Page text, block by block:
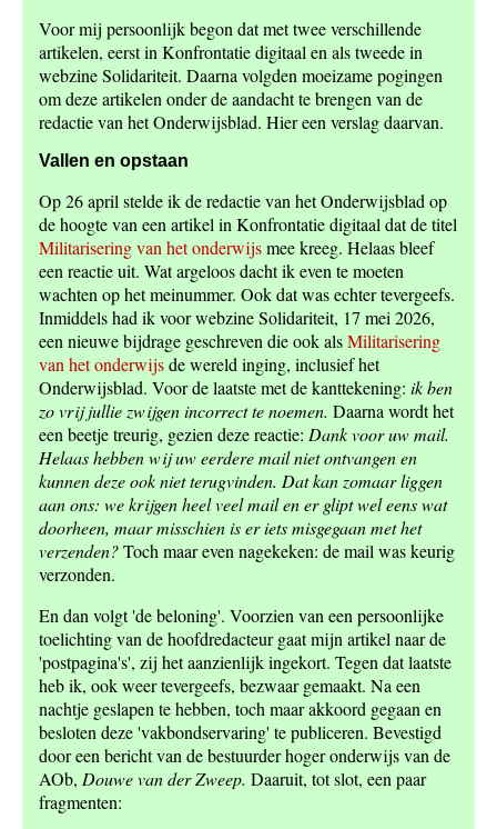
Voor mij persoonlijk begon dat met twee verschillende
artikelen, eerst in Konfrontatie digitaal en als tweede in
webzine Solidariteit. Daarna volgden moeizame pogingen
om deze artikelen onder de aandacht te brengen van de
redactie van het Onderwijsblad. Hier een verslag daarvan.
Vallen en opstaan
Op 26 april stelde ik de redactie van het Onderwijsblad op
de hoogte van een artikel in Konfrontatie digitaal dat de titel
Militarisering van het onderwijsmee kreeg. Helaas bleef
een reactie uit. Wat argeloos dacht ik even te moeten
wachten op het meinummer. Ook dat was echter tevergeefs.
Inmiddels had ik voor webzine Solidariteit, 17 mei 2026,
een nieuwe bijdrage geschreven die ook alsMilitarisering
van het onderwijsde wereld inging, inclusief het
Onderwijsblad. Voor de laatste met de kanttekening: ik ben
zo vrij jullie zwijgen incorrect te noemen. Daarna wordt het
een beetje treurig, gezien deze reactie: Dank voor uw mail.
Helaas hebben wij uw eerdere mail niet ontvangen en
kunnen deze ook niet terugvinden. Dat kan zomaar liggen
aan ons: we krijgen heel veel mail en er glipt wel eens wat
doorheen, maar misschien is er iets misgegaan met het
verzenden?Toch maar even nagekeken: de mail was keurig
verzonden.
En dan volgt 'de beloning'. Voorzien van een persoonlijke
toelichting van de hoofdredacteur gaat mijn artikel naar de
'postpagina's', zij het aanzienlijk ingekort. Tegen dat laatste
heb ik, ook weer tevergeefs, bezwaar gemaakt. Na een
nachtje geslapen te hebben, toch maar akkoord gegaan en
besloten deze 'vakbondservaring' te publiceren. Bevestigd
door een bericht van de bestuurder hoger onderwijs van de
AOb, Douwe van der Zweep. Daaruit, tot slot, een paar
fragmenten: